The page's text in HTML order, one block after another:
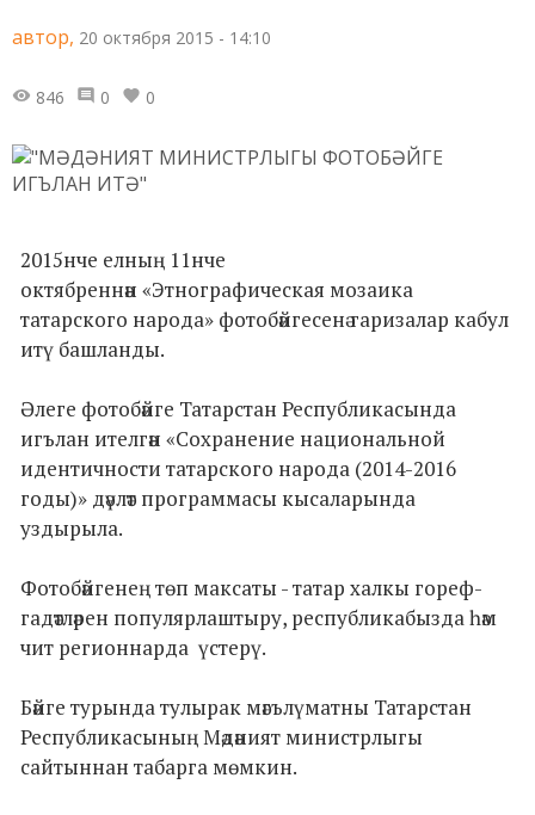
автор, 20 октября 2015 - 14:10
846 0 0
2015нче елның 11нче
октябреннән «Этнографическая мозаика
татарского народа» фотобәйгесенә гаризалар кабул
итү башланды.
Әлеге фотобәйге Татарстан Республикасында
игълан ителгән «Сохранение национальной
идентичности татарского народа (2014-2016
годы)» дәүләт программасы кысаларында
уздырыла.
Фотобәйгенең төп максаты - татар халкы гореф-
гадәтләрен популярлаштыру, республикабызда һәм
чит регионнарда үстерү.
Бәйге турында тулырак мәгълүматны Татарстан
Республикасының Мәдәният министрлыгы
сайтыннан табарга мөмкин.